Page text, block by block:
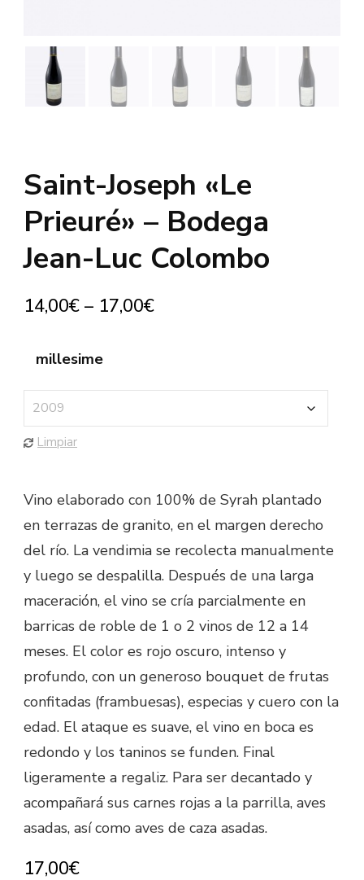
Saint-Joseph «Le
Prieuré» – Bodega
Jean-Luc Colombo
14,00€ – 17,00€
millesime
Limpiar
Vino elaborado con 100% de Syrah plantado
en terrazas de granito, en el margen derecho
del río. La vendimia se recolecta manualmente
y luego se despalilla. Después de una larga
maceración, el vino se cría parcialmente en
barricas de roble de 1 o 2 vinos de 12 a 14
meses. El color es rojo oscuro, intenso y
profundo, con un generoso bouquet de frutas
confitadas (frambuesas), especias y cuero con la
edad. El ataque es suave, el vino en boca es
redondo y los taninos se funden. Final
ligeramente a regaliz. Para ser decantado y
acompañará sus carnes rojas a la parrilla, aves
asadas, así como aves de caza asadas.
17,00€